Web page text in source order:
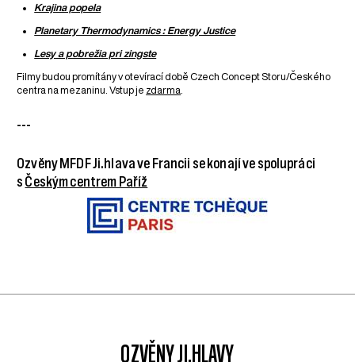
Krajina popela
Planetary Thermodynamics : Energy Justice
Lesy a pobrežia pri zingste
Filmy budou promítány v otevírací době Czech Concept Storu/Českého
centra na mezaninu. Vstup je zdarma
---
Ozvěny MFDF Ji.hlava ve Francii se konají ve spolupráci
s Českým centrem Paříž
OZVĚNY JI.HLAVY